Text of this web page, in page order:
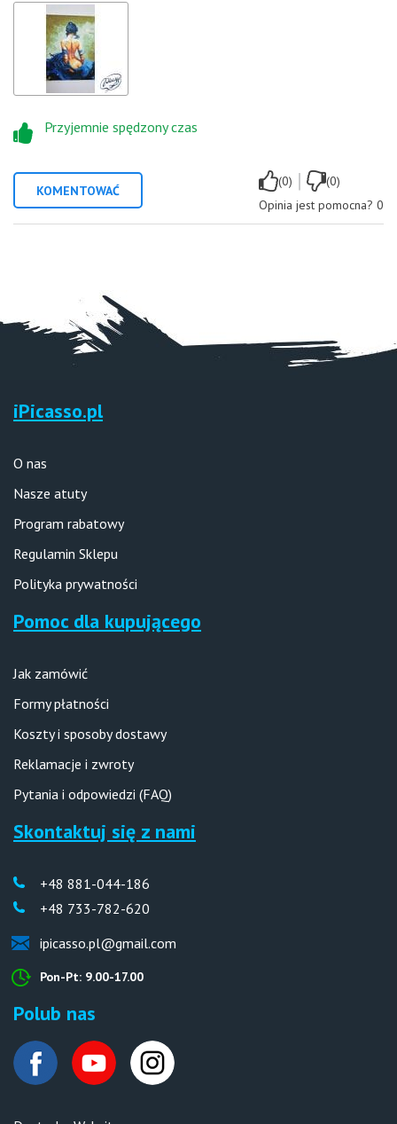
Przyjemnie spędzony czas
KOMENTOWAĆ
(0) |
(0)
Opinia jest pomocna? 0
iPicasso.pl
O nas
Nasze atuty
Program rabatowy
Regulamin Sklepu
Polityka prywatności
Pomoc dla kupującego
Jak zamówić
Formy płatności
Koszty i sposoby dostawy
Reklamacje i zwroty
Pytania i odpowiedzi (FAQ)
Skontaktuj się z nami
+48 881-044-186
+48 733-782-620
ipicasso.pl@gmail.com
Pon-Pt: 9.00-17.00
Polub nas